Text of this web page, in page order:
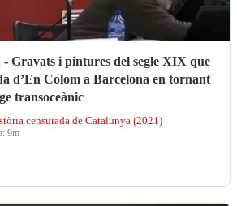
Gravats i pintures del segle XIX que
d’En Colom a Barcelona en tornant
transoceànic
censurada de Catalunya (2021)
9m